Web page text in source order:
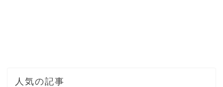
人気の記事